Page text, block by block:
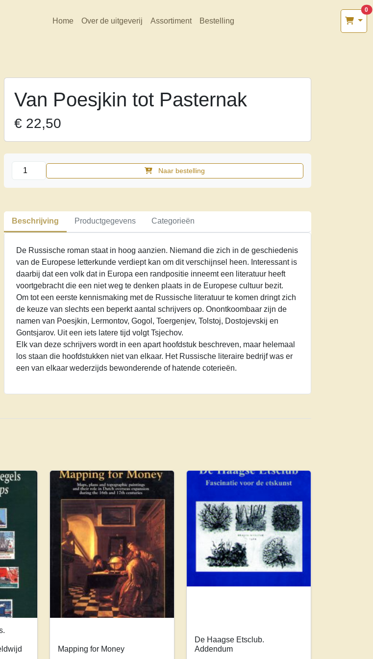
Home Over de uitgeverij Assortiment Bestelling
0
Van Poesjkin tot Pasternak
€ 22,50
Van
Poesjkin
tot
aantal
Naar bestelling
Beschrijving Productgegevens Categorieën
De Russische roman staat in hoog aanzien. Niemand die zich in de geschiedenis
van de Europese letterkunde verdiept kan om dit verschijnsel heen. Interessant is
daarbij dat een volk dat in Europa een randpositie inneemt een literatuur heeft
voortgebracht die een niet weg te denken plaats in de Europese cultuur bezit.
Om tot een eerste kennismaking met de Russische literatuur te komen dringt zich
de keuze van slechts een beperkt aantal schrijvers op. Onontkoombaar zijn de
namen van Poesjkin, Lermontov, Gogol, Toergenjev, Tolstoj, Dostojevskij en
Gontsjarov. Uit een iets latere tijd volgt Tsjechov.
Elk van deze schrijvers wordt in een apart hoofdstuk beschreven, maar helemaal
los staan die hoofdstukken niet van elkaar. Het Russische literaire bedrijf was er
een van elkaar wederzijds bewonderende of hatende coterieën.
Mapping for Money
De Haagse Etsclub.
Addendum